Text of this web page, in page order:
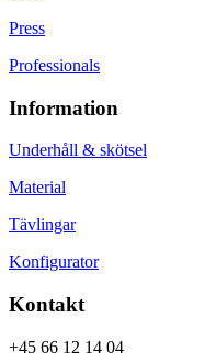
Press
Professionals
Information
Underhåll & skötsel
Material
Tävlingar
Konfigurator
Kontakt
+45 66 12 14 04